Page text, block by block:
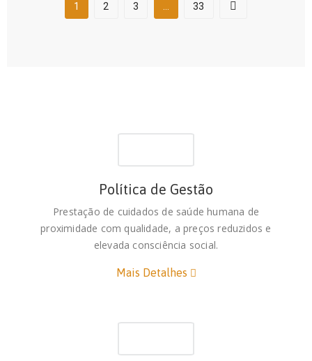
1 2 3 … 33
Política de Gestão
Prestação de cuidados de saúde humana de
proximidade com qualidade, a preços reduzidos e
elevada consciência social.
Mais Detalhes